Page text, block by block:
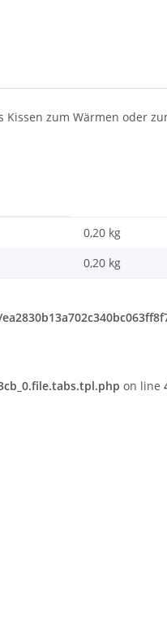
zum Wärmen oder
0,20 kg
0,20 kg
on line